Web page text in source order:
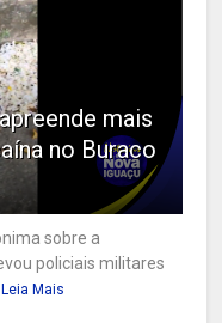
mais
no Buraco
sobre a
policiais militares
Leia Mais